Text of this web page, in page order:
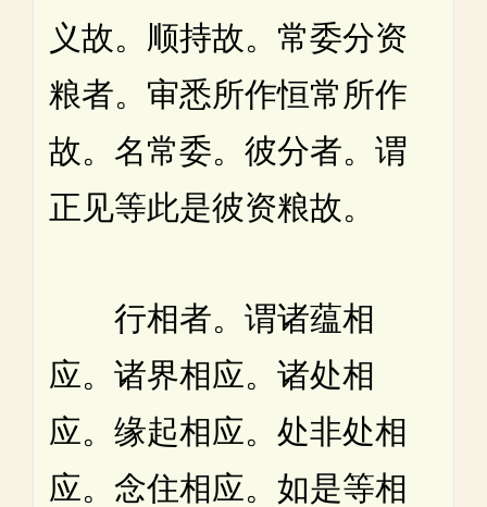
义故。顺持故。常委分资
粮者。审悉所作恒常所作
故。名常委。彼分者。谓
正见等此是彼资粮故。
行相者。谓诸蕴相
应。诸界相应。诸处相
应。缘起相应。处非处相
应。念住相应。如是等相